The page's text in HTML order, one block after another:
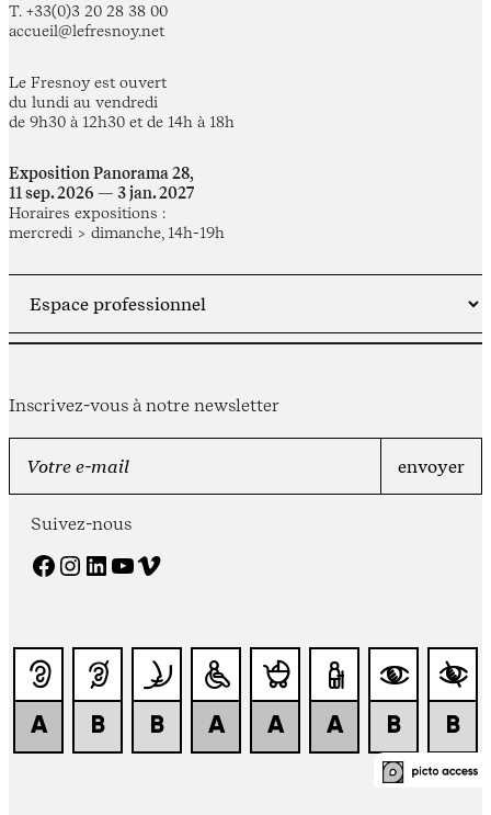
T. +33(0)3 20 28 38 00
accueil@lefresnoy.net
Le Fresnoy est ouvert
du lundi au vendredi
de 9h30 à 12h30 et de 14h à 18h
Exposition Panorama 28,
11 sep. 2026 — 3 jan. 2027
Horaires expositions :
mercredi > dimanche, 14h-19h
Inscrivez-vous à notre newsletter
Suivez-nous
Facebook Instagram LinkedIn YouTube Vimeo